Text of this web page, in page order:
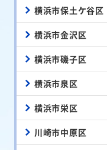
横浜市保土ケ谷区
横浜市金沢区
横浜市磯子区
横浜市泉区
横浜市栄区
川崎市中原区